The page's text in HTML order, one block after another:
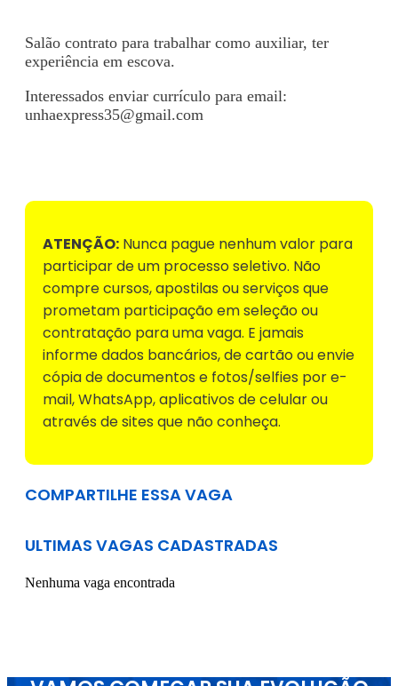
Salão contrato para trabalhar como auxiliar, ter
experiência em escova.
Interessados enviar currículo para email:
unhaexpress35@gmail.com
ATENÇÃO: Nunca pague nenhum valor para
participar de um processo seletivo. Não
compre cursos, apostilas ou serviços que
prometam participação em seleção ou
contratação para uma vaga. E jamais
informe dados bancários, de cartão ou envie
cópia de documentos e fotos/selfies por e-
mail, WhatsApp, aplicativos de celular ou
através de sites que não conheça.
COMPARTILHE ESSA VAGA
ULTIMAS VAGAS CADASTRADAS
Nenhuma vaga encontrada